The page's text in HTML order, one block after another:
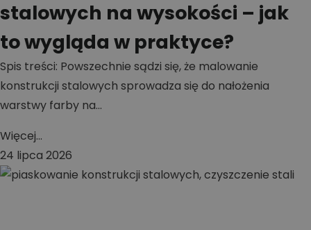
stalowych na wysokości – jak
to wygląda w praktyce?
Spis treści: Powszechnie sądzi się, że malowanie
konstrukcji stalowych sprowadza się do nałożenia
warstwy farby na...
Więcej...
24 lipca 2026